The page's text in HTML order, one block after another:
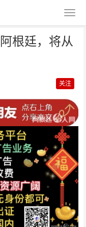
根廷，将从
关注
，